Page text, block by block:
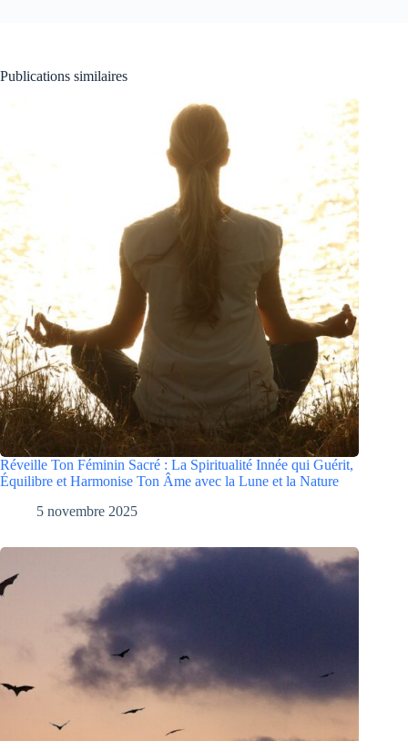
Publications similaires
Réveille Ton Féminin Sacré : La Spiritualité Innée qui Guérit,
Équilibre et Harmonise Ton Âme avec la Lune et la Nature
5 novembre 2025